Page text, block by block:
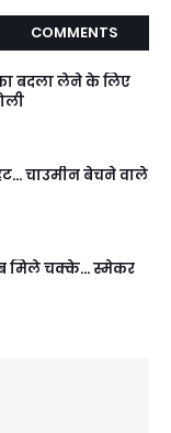
COMMENTS
का बदला लेने के लिए
चाउमीन बेचने वाले
मिले चक्के... स्मेकर